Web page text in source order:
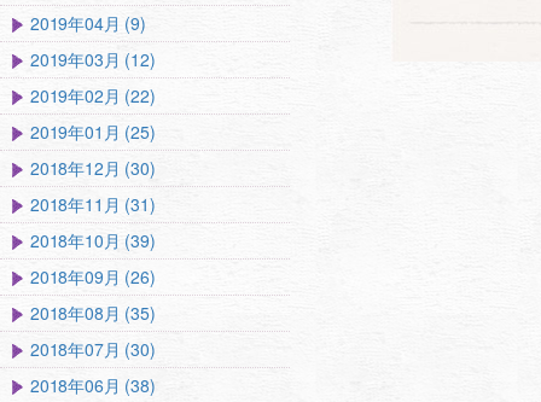
2019年04月 (9)
2019年03月 (12)
2019年02月 (22)
2019年01月 (25)
2018年12月 (30)
2018年11月 (31)
2018年10月 (39)
2018年09月 (26)
2018年08月 (35)
2018年07月 (30)
2018年06月 (38)